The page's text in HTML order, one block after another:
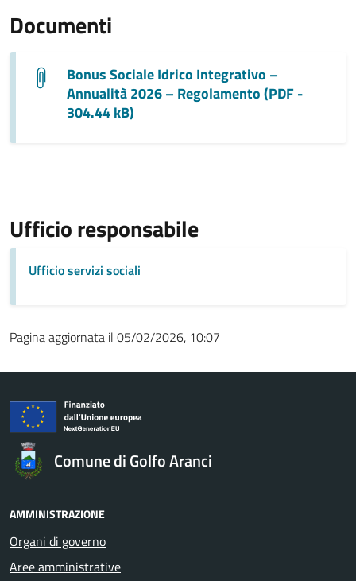
Documenti
Bonus Sociale Idrico Integrativo –
Annualità 2026 – Regolamento (PDF -
304.44 kB)
Ufficio responsabile
Ufficio servizi sociali
Pagina aggiornata il 05/02/2026, 10:07
Comune di Golfo Aranci
AMMINISTRAZIONE
Organi di governo
Aree amministrative